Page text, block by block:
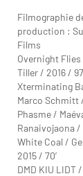
Filmographie
production :
Films
Overnight
Tiller / 2016 /
Xterminating
Marco Schmitt
Phasme /
Ranaivojaona /
White Coal /
2015 / 70’
DMD KIU LIDT